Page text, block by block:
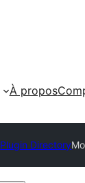
À propos
Plugin Directory